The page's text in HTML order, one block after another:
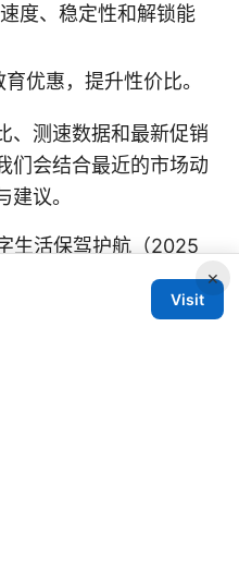
度、稳定性和解锁能
优惠，提升性价比。
、测速数据和最新促销
们会结合最近的市场动
议。
生活保驾护航（2025
×
Visit